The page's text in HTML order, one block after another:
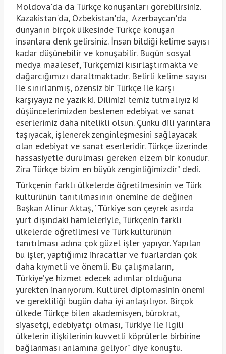
Moldova'da da Türkçe konuşanları görebilirsiniz.
Kazakistan'da, Özbekistan'da, Azerbaycan'da
dünyanın birçok ülkesinde Türkçe konuşan
insanlara denk gelirsiniz. İnsan bildiği kelime sayısı
kadar düşünebilir ve konuşabilir. Bugün sosyal
medya maalesef, Türkçemizi kısırlaştırmakta ve
dağarcığımızı daraltmaktadır. Belirli kelime sayısı
ile sınırlanmış, özensiz bir Türkçe ile karşı
karşıyayız ne yazık ki. Dilimizi temiz tutmalıyız ki
düşüncelerimizden beslenen edebiyat ve sanat
eserlerimiz daha nitelikli olsun. Çünkü dili yarınlara
taşıyacak, işlenerek zenginleşmesini sağlayacak
olan edebiyat ve sanat eserleridir. Türkçe üzerinde
hassasiyetle durulması gereken elzem bir konudur.
Zira Türkçe bizim en büyük zenginliğimizdir” dedi.
Türkçenin farklı ülkelerde öğretilmesinin ve Türk
kültürünün tanıtılmasının önemine de değinen
Başkan Alinur Aktaş, “Türkiye son çeyrek asırda
yurt dışındaki hamleleriyle, Türkçenin farklı
ülkelerde öğretilmesi ve Türk kültürünün
tanıtılması adına çok güzel işler yapıyor. Yapılan
bu işler, yaptığımız ihracatlar ve fuarlardan çok
daha kıymetli ve önemli. Bu çalışmaların,
Türkiye’ye hizmet edecek adımlar olduğuna
yürekten inanıyorum. Kültürel diplomasinin önemi
ve gerekliliği bugün daha iyi anlaşılıyor. Birçok
ülkede Türkçe bilen akademisyen, bürokrat,
siyasetçi, edebiyatçı olması, Türkiye ile ilgili
ülkelerin ilişkilerinin kuvvetli köprülerle birbirine
bağlanması anlamına geliyor” diye konuştu.